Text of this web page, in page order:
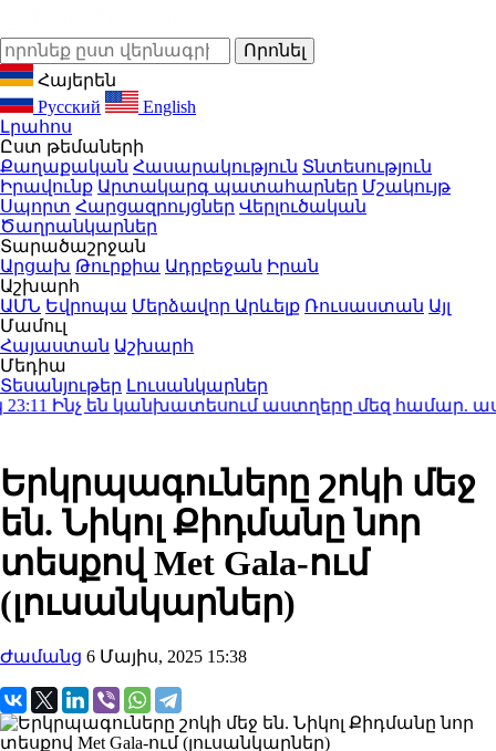
Հայերեն
Русский
English
Լրահոս
Ըստ թեմաների
Քաղաքական Հասարակություն Տնտեսություն
Իրավունք Արտակարգ պատահարներ Մշակույթ
Սպորտ Հարցազրույցներ Վերլուծական
Ծաղրանկարներ
Տարածաշրջան
Արցախ Թուրքիա Ադրբեջան Իրան
Աշխարհ
ԱՄՆ Եվրոպա Մերձավոր Արևելք Ռուսաստան Այլ
Մամուլ
Հայաստան Աշխարհ
Մեդիա
Տեսանյութեր Լուսանկարներ
են կանխատեսում աստղերը մեզ համար.
Երկրպագուները շոկի մեջ
են. Նիկոլ Քիդմանը նոր
տեսքով Met Gala-ում
(լուսանկարներ)
Ժամանց 6 Մայիս, 2025 15:38